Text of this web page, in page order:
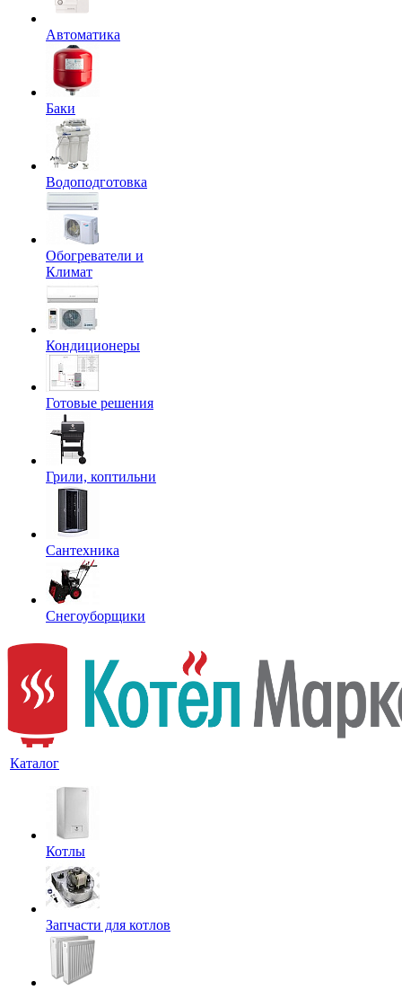
Автоматика
Баки
Водоподготовка
Обогреватели и
Климат
Кондиционеры
Готовые решения
Грили, коптильни
Сантехника
Снегоуборщики
Каталог
Котлы
Запчасти для котлов